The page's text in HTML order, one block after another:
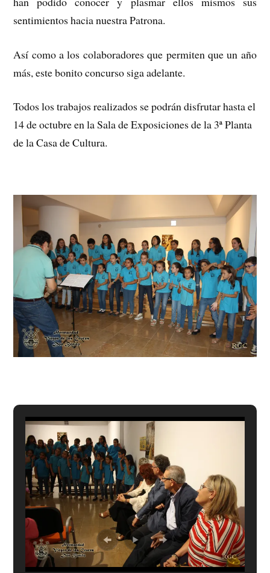
sentimientos hacia nuestra Patrona.
Así como a los colaboradores que permiten que un año
más, este bonito concurso siga adelante.
Todos los trabajos realizados se podrán disfrutar hasta el
14 de octubre en la Sala de Exposiciones de la 3ª Planta
de la Casa de Cultura.